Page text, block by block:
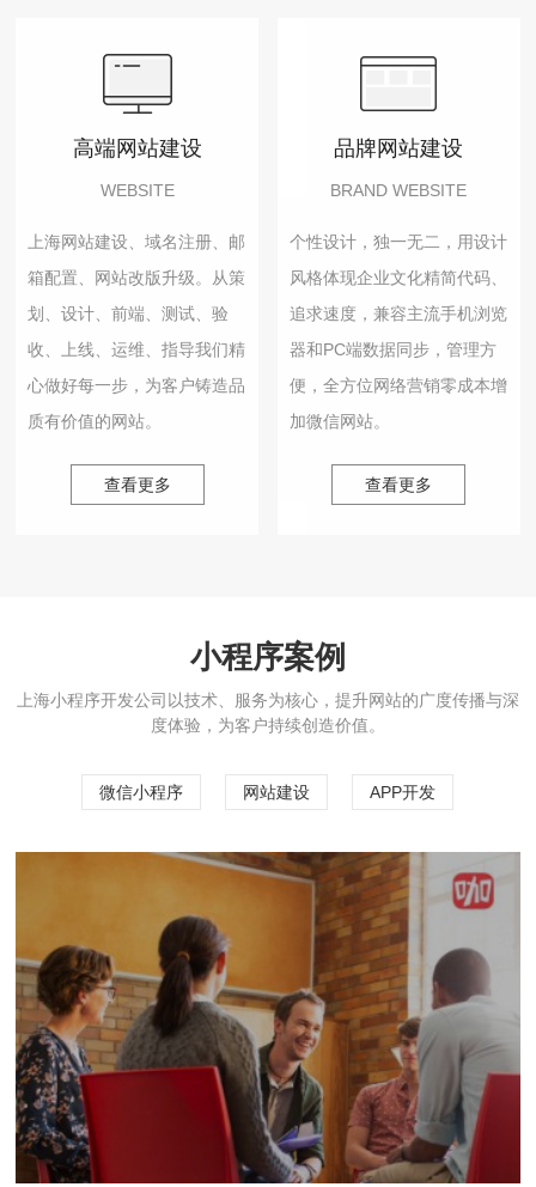
高端网站建设
WEBSITE
上海网站建设、域名注册、邮
箱配置、网站改版升级。从策
划、设计、前端、测试、验
收、上线、运维、指导我们精
心做好每一步，为客户铸造品
质有价值的网站。
查看更多
品牌网站建设
BRAND WEBSITE
个性设计，独一无二，用设计
风格体现企业文化精简代码、
追求速度，兼容主流手机浏览
器和PC端数据同步，管理方
便，全方位网络营销零成本增
加微信网站。
查看更多
小程序案例
上海小程序开发公司以技术、服务为核心，提升网站的广度传播与深
度体验，为客户持续创造价值。
微信小程序 网站建设 APP开发